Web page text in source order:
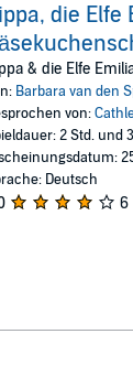
die Elfe
& die Elfe
Barbara van den
von:
2 Std. und
Deutsch
6